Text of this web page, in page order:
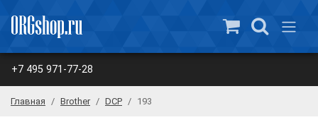
+7 495 971-77-28
Главная Brother DCP 193